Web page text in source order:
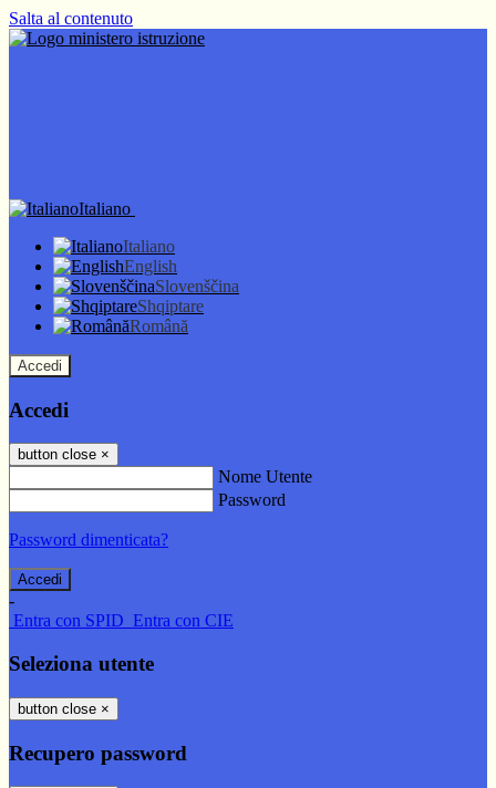
Salta al contenuto
Italiano
Italiano
English
Slovenščina
Shqiptare
Română
Accedi
Accedi
button close ×
Nome Utente
Password
Password dimenticata?
-
Entra con SPID Entra con CIE
Seleziona utente
button close ×
Recupero password